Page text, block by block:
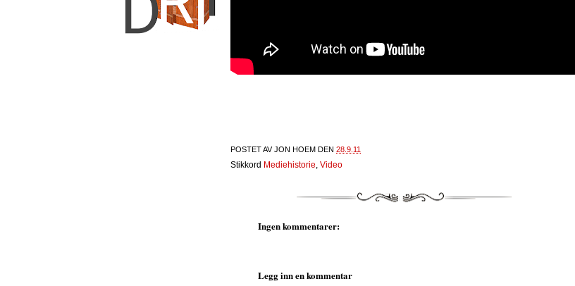
POSTET AVJON HOEM DEN 28.9.11
Stikkord Mediehistorie, Video
Ingen kommentarer:
Legg inn en kommentar